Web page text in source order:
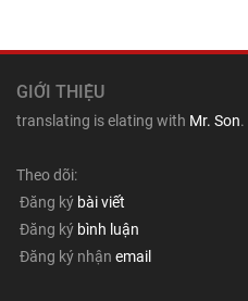
GIỚI THIỆU
translating is elating with Mr. Son.
Theo dõi:
Đăng ký bài viết
Đăng ký bình luận
Đăng ký nhận email